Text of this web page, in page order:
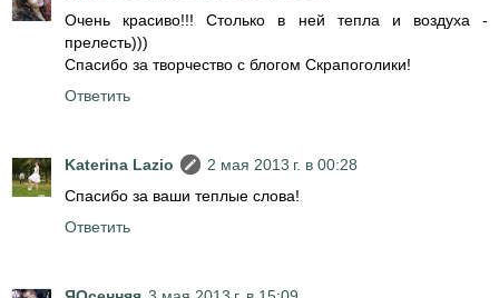
Очень красиво!!! Столько в ней тепла и воздуха -
прелесть)))
Спасибо за творчество с блогом Скрапоголики!
Ответить
Katerina Lazio
2 мая 2013 г. в 00:28
Спасибо за ваши теплые слова!
Ответить